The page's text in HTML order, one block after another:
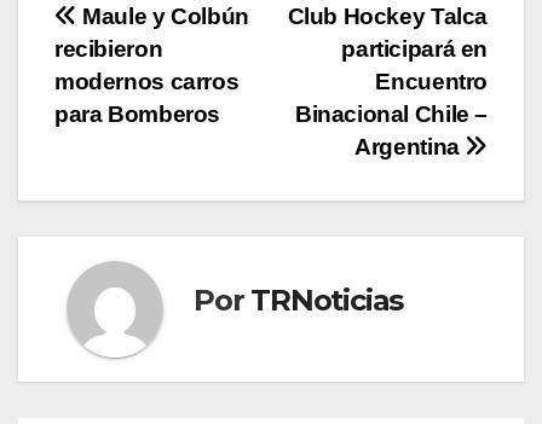
Navegación
de
entradas
Club Hockey Talca
participará en
Encuentro
Binacional Chile –
Argentina
Maule y Colbún
recibieron
modernos carros
para Bomberos
Por TRNoticias